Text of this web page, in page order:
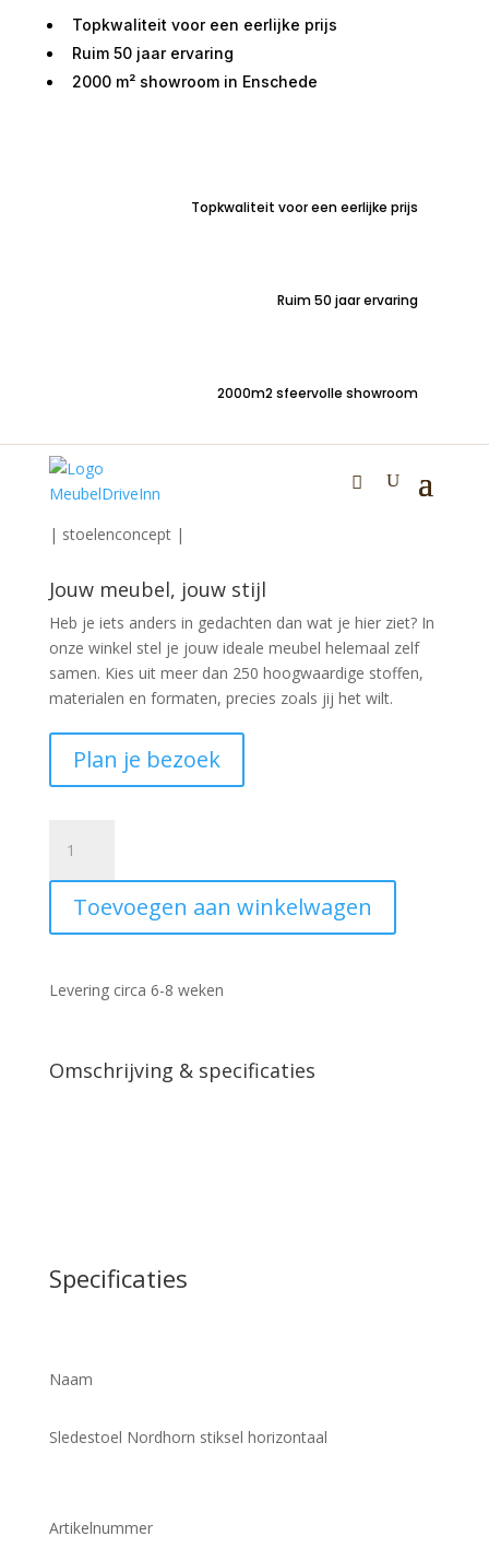
Topkwaliteit voor een eerlijke prijs
Ruim 50 jaar ervaring
2000 m² showroom in Enschede
Topkwaliteit voor een eerlijke prijs
Ruim 50 jaar ervaring
2000m2 sfeervolle showroom
stiksel horizontaal
€179,00
| stoelenconcept |
Jouw meubel, jouw stijl
Heb je iets anders in gedachten dan wat je hier ziet? In
onze winkel stel je jouw ideale meubel helemaal zelf
samen. Kies uit meer dan 250 hoogwaardige stoffen,
materialen en formaten, precies zoals jij het wilt.
Plan je bezoek
Nordhorn
stiksel
horizontaal
aantal
Toevoegen aan winkelwagen
Levering circa 6-8 weken
Omschrijving & specificaties
Specificaties
Naam
Sledestoel Nordhorn stiksel horizontaal
Artikelnummer